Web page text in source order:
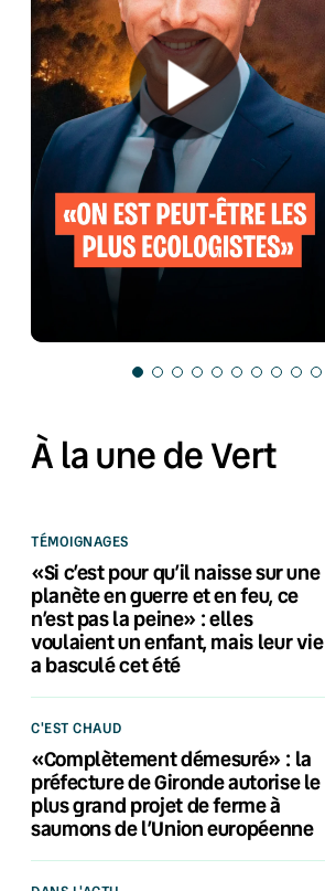
À la une de Vert
TÉMOIGNAGES
«Si c’est pour qu’il naisse sur une
planète en guerre et en feu, ce
n’est pas la peine» : elles
voulaient un enfant, mais leur vie
a basculé cet été
C'EST CHAUD
«Complètement démesuré» : la
préfecture de Gironde autorise le
plus grand projet de ferme à
saumons de l’Union européenne